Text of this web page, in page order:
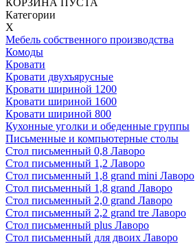
КОРЗИНА ПУСТА
Категории
Х
Мебель собственного производства
Комоды
Кровати
Кровати двухъярусные
Кровати шириной 1200
Кровати шириной 1600
Кровати шириной 800
Кухонные уголки и обеденные группы
Письменные и компьютерные столы
Стол письменный 0,8 Лаворо
Стол письменный 1,2 Лаворо
Стол письменный 1,8 grand mini Лаворо
Стол письменный 1,8 grand Лаворо
Стол письменный 2,0 grand Лаворо
Стол письменный 2,2 grand tre Лаворо
Стол письменный plus Лаворо
Стол письменный для двоих Лаворо